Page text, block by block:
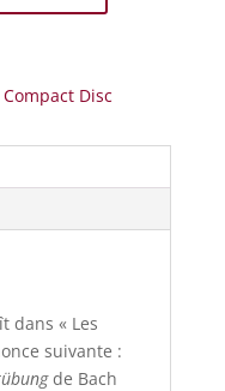
Compact Disc
dans « Les
suivante :
de Bach